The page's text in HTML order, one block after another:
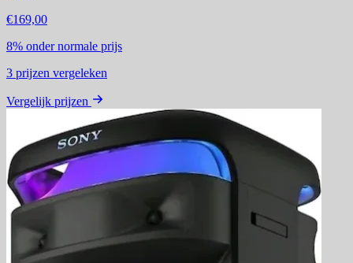
€169,00
8% onder normale prijs
3 prijzen vergeleken
Vergelijk prijzen